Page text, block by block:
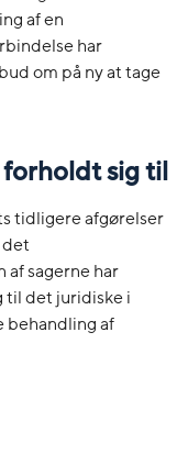
af en
har
om på ny at tage
forholdt sig til
tidligere afgørelser
sagerne har
til det juridiske i
behandling af